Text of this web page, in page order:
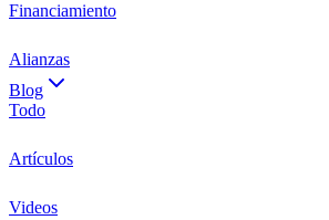
Financiamiento
Alianzas
Blog
Todo
Artículos
Videos